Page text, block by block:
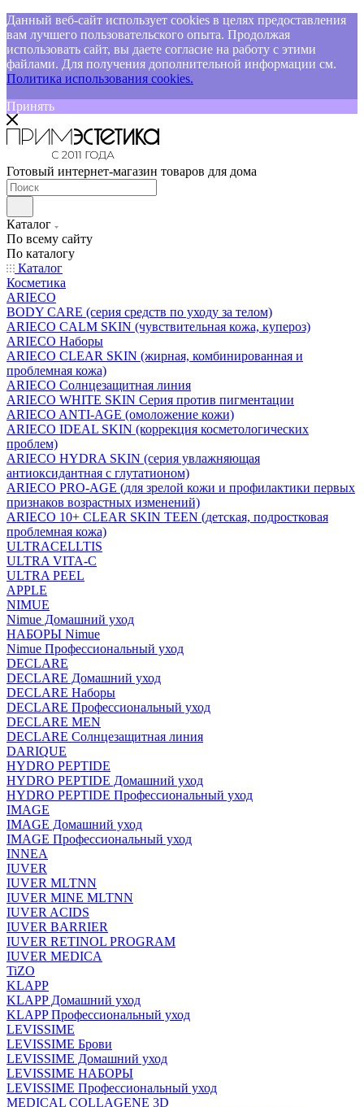
Данный веб-сайт использует cookies в целях предоставления
вам лучшего пользовательского опыта. Продолжая
использовать сайт, вы даете согласие на работу с этими
файлами. Для получения дополнительной информации см.
Политика использования cookies.
Принять
Готовый интернет-магазин товаров для дома
Каталог
По всему сайту
По каталогу
Каталог
Косметика
ARIECO
BODY CARE (серия средств по уходу за телом)
ARIECO CALM SKIN (чувствительная кожа, купероз)
ARIECO Наборы
ARIECO CLEAR SKIN (жирная, комбинированная и
проблемная кожа)
ARIECO Солнцезащитная линия
ARIECO WHITE SKIN Серия против пигментации
ARIECO ANTI-AGE (омоложение кожи)
ARIECO IDEAL SKIN (коррекция косметологических
проблем)
ARIECO HYDRA SKIN (серия увлажняющая
антиоксидантная с глутатионом)
ARIECO PRO-AGE (для зрелой кожи и профилактики первых
признаков возрастных изменений)
ARIECO 10+ CLEAR SKIN TEEN (детская, подростковая
проблемная кожа)
ULTRACELLTIS
ULTRA VITA-C
ULTRA PEEL
APPLE
NIMUE
Nimue Домашний уход
НАБОРЫ Nimue
Nimue Профессиональный уход
DECLARE
DECLARE Домашний уход
DECLARE Наборы
DECLARE Профессиональный уход
DECLARE MEN
DECLARE Солнцезащитная линия
DARIQUE
HYDRO PEPTIDE
HYDRO PEPTIDE Домашний уход
HYDRO PEPTIDE Профессиональный уход
IMAGE
IMAGE Домашний уход
IMAGE Профессиональный уход
INNEA
IUVER
IUVER MLTNN
IUVER MINE MLTNN
IUVER ACIDS
IUVER BARRIER
IUVER RETINOL PROGRAM
IUVER MEDICA
TiZO
KLAPP
KLAPP Домашний уход
KLAPP Профессиональный уход
LEVISSIME
LEVISSIME Брови
LEVISSIME Домашний уход
LEVISSIME НАБОРЫ
LEVISSIME Профессиональный уход
MEDICAL COLLAGENE 3D